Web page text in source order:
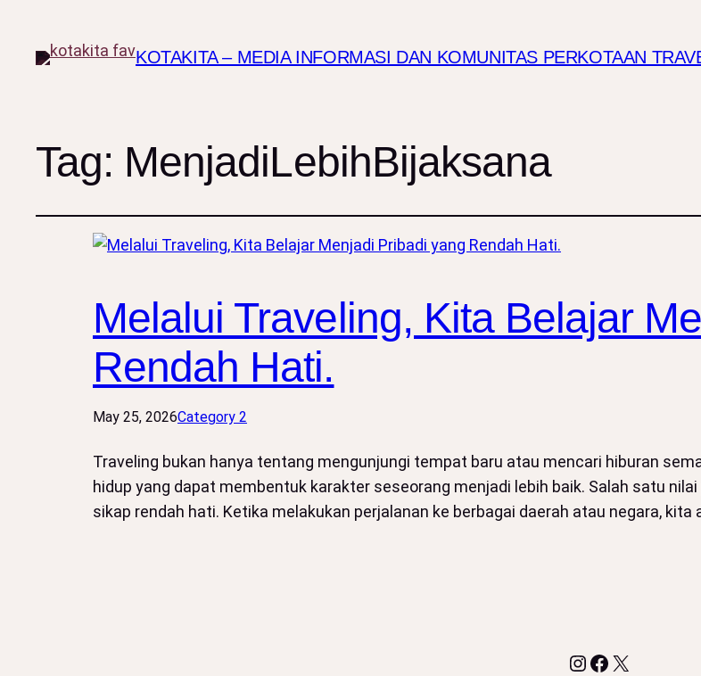
KOTAKITA – MEDIA INFORMASI DAN KOMUNITAS PERKOTAAN
Tag: MenjadiLebihBijaksana
Melalui Traveling, Kita Belajar
Rendah Hati.
May 25, 2026Category 2
Traveling bukan hanya tentang mengunjungi tempat baru atau mencari hiburan
hidup yang dapat membentuk karakter seseorang menjadi lebih baik. Salah satu
sikap rendah hati. Ketika melakukan perjalanan ke berbagai daerah atau negara,
Instagram
Facebook
X